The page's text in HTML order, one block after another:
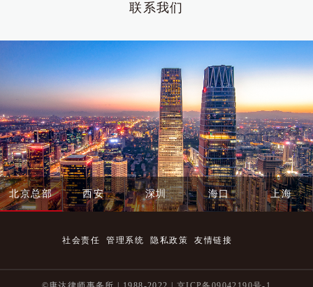
联系我们
北京总部 西安 深圳 海口 上海
社会责任 管理系统 隐私政策 友情链接